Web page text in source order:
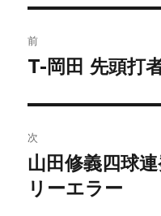
稿
ビ
ゲ
ー
前
前
投
稿:
T-岡田 先頭打
次
次
の
山田修義四球
リーエラー